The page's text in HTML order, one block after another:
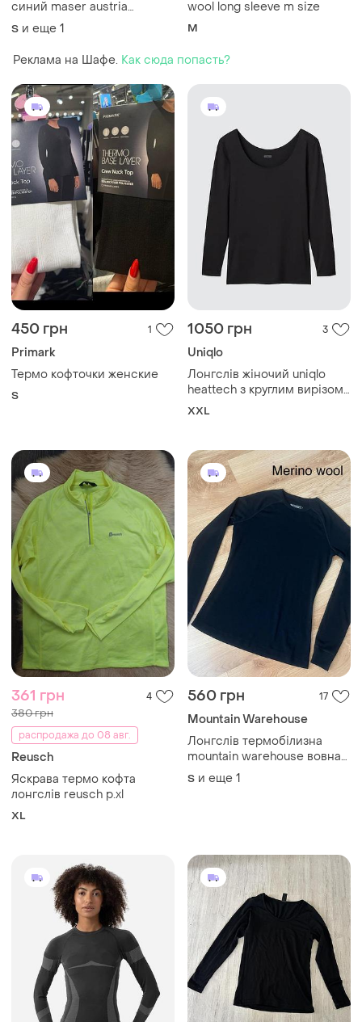
синий maser austria
polartec xs-s
S и еще 1
wool long sleeve m size
M
Реклама на Шафе. Как сюда попасть?
450 грн 1
Primark
Термо кофточки женские
S
1050 грн 3
Uniqlo
Лонгслів жіночий uniqlo
heattech з круглим вирізом,
чорний, xxl
XXL
361 грн 4
380 грн
распродажа до 08 авг.
Reusch
Яскрава термо кофта
лонгслів reusch p.xl
XL
560 грн 17
Mountain Warehouse
Лонгслів термобілизна
mountain warehouse вовна
мериноса
S и еще 1